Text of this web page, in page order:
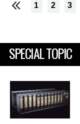
1 2 3
SPECIAL TOPIC